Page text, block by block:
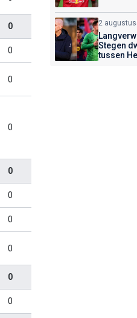
0
0
0
0
0
0
0
0
0
0
2 augustus
Stegen
tussen